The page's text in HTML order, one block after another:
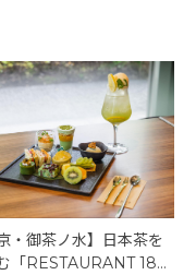
・御茶ノ水】日本茶を
「RESTAURANT 189